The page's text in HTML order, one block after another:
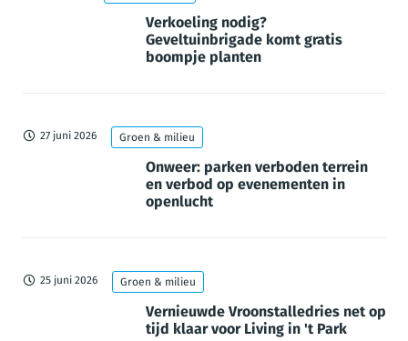
Verkoeling nodig?
Geveltuinbrigade komt gratis
boompje planten
27 juni 2026 Groen & milieu
Onweer: parken verboden terrein
en verbod op evenementen in
openlucht
25 juni 2026 Groen & milieu
Vernieuwde Vroonstalledries net op
tijd klaar voor Living in 't Park